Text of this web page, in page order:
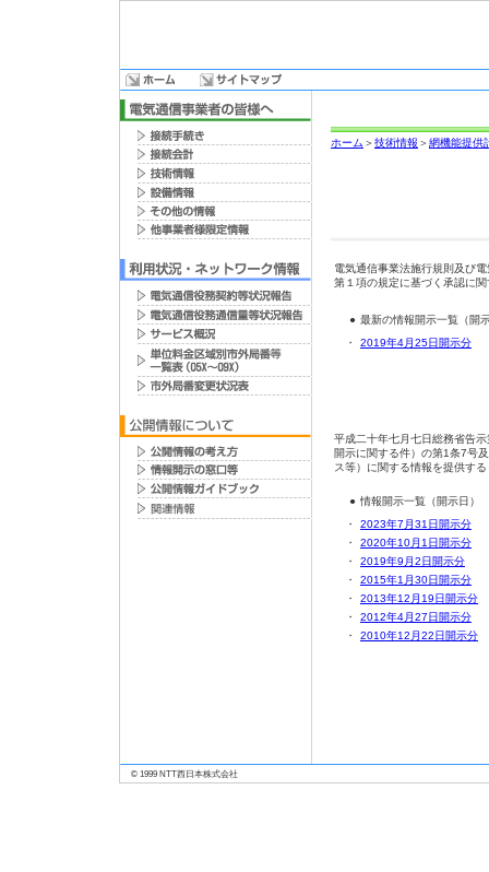
ホーム ＞技術情報 ＞網機能提供
電気通信事業法施行規則及び
第１項の規定に基づく承認に
● 最新の情報開示一覧（開
・
2019年4月25日開示分
平成二十年七月七日総務省告
開示に関する件）の第1条7号
ス等）に関する情報を提供す
● 情報開示一覧（開示日）
・
2023年7月31日開示分
・
2020年10月1日開示分
・
2019年9月2日開示分
・
2015年1月30日開示分
・
2013年12月19日開示分
・
2012年4月27日開示分
・
2010年12月22日開示分
© 1999 NTT西日本株式会社